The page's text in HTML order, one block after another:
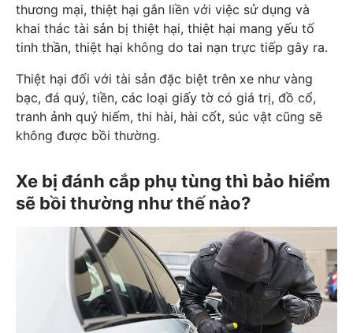
thương mại, thiệt hại gắn liền với việc sử dụng và
khai thác tài sản bị thiệt hại, thiệt hại mang yếu tố
tinh thần, thiệt hại không do tai nạn trực tiếp gây ra.
Thiệt hại đối với tài sản đặc biệt trên xe như vàng
bạc, đá quý, tiền, các loại giấy tờ có giá trị, đồ cổ,
tranh ảnh quý hiếm, thi hài, hài cốt, súc vật cũng sẽ
không được bồi thường.
Xe bị đánh cắp phụ tùng thì bảo hiểm
sẽ bồi thường như thế nào?